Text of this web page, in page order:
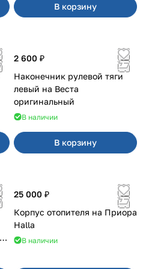
В корзину
2 600 ₽
Наконечник рулевой тяги
левый на Веста
оригинальный
В наличии
В корзину
25 000 ₽
Корпус отопителя на Приора
Halla
В наличии